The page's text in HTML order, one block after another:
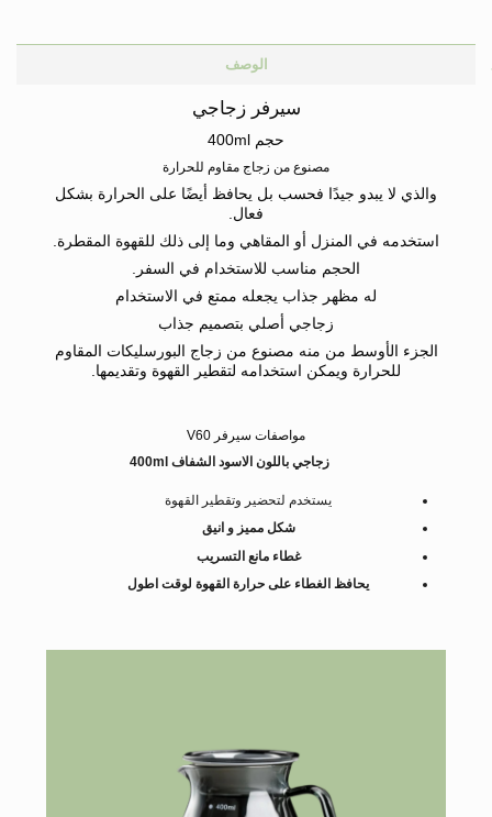
الوصف
سيرفر زجاجي
حجم 400ml
مصنوع من زجاج مقاوم للحرارة
والذي لا يبدو جيدًا فحسب بل يحافظ أيضًا على الحرارة بشكل
فعال.
استخدمه في المنزل أو المقاهي وما إلى ذلك للقهوة المقطرة.
الحجم مناسب للاستخدام في السفر.
له مظهر جذاب يجعله ممتع في الاستخدام
زجاجي أصلي بتصميم جذاب
الجزء الأوسط من منه مصنوع من زجاج البورسليكات المقاوم
للحرارة ويمكن استخدامه لتقطير القهوة وتقديمها.
مواصفات سيرفر V60
زجاجي باللون الاسود الشفاف 400ml
يستخدم لتحضير وتقطير القهوة
شكل مميز و انيق
غطاء مانع التسريب
يحافظ الغطاء على حرارة القهوة لوقت اطول